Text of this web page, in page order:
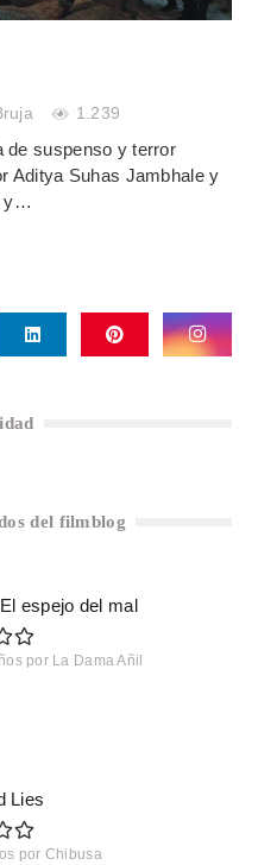
1.239
de suspenso y terror
Aditya Suhas Jambhale y
y…
del filmblog
espejo del mal
por La Dama Añil
Lies
por Chibusa